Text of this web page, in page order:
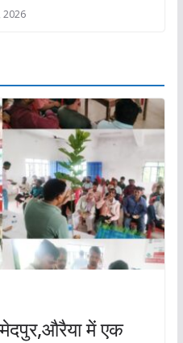
2026
में एक